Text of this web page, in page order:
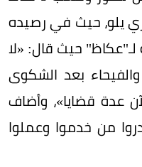
يلو، حيث في رصيده
لـ"عكاظ" حيث قال: «لا
بعد الشكوى
عدة قضايا»، وأضاف
من خدموا وعملوا